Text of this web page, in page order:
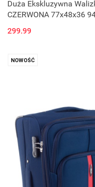
Duża Ekskluzywna
CZERWONA 77x48x36
299.99
NOWOŚĆ